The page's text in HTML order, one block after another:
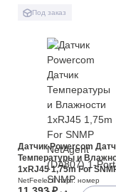
Под заказ
Датчик Powercom
Температуры и
1xRJ45 1,75m For
NetAgent (DA807) 1-Port
NetFeeler II парт. номер